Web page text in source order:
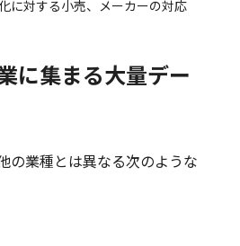
に対する小売、メーカーの対応
に集まる大量デー
の業種とは異なる次のような